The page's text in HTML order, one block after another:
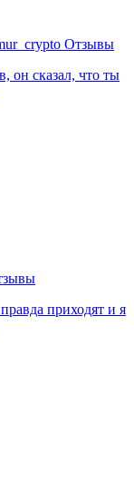
Отзывы
он сказал, что ты
приходят и я